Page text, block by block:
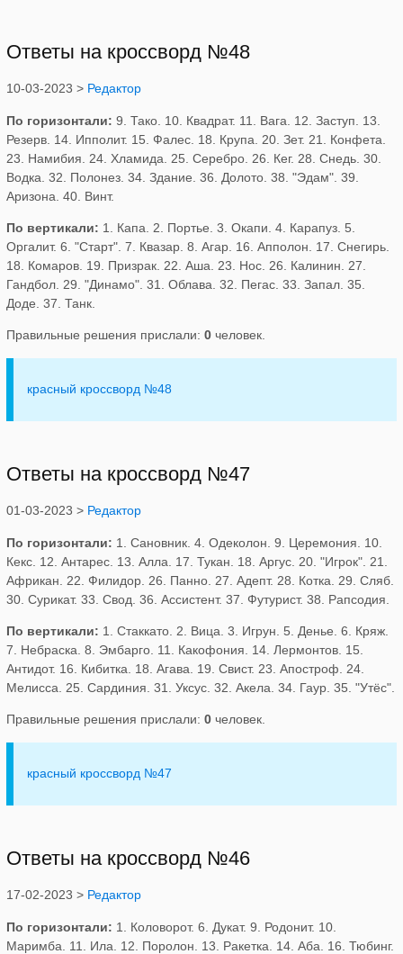
Ответы на кроссворд №48
10-03-2023 > Редактор
По горизонтали: 9. Тако. 10. Квадрат. 11. Вага. 12. Заступ. 13.
Резерв. 14. Ипполит. 15. Фалес. 18. Крупа. 20. Зет. 21. Конфета.
23. Намибия. 24. Хламида. 25. Серебро. 26. Кег. 28. Снедь. 30.
Водка. 32. Полонез. 34. Здание. 36. Долото. 38. "Эдам". 39.
Аризона. 40. Винт.
По вертикали: 1. Капа. 2. Портье. 3. Окапи. 4. Карапуз. 5.
Оргалит. 6. "Старт". 7. Квазар. 8. Агар. 16. Апполон. 17. Снегирь.
18. Комаров. 19. Призрак. 22. Аша. 23. Нос. 26. Калинин. 27.
Гандбол. 29. "Динамо". 31. Облава. 32. Пегас. 33. Запал. 35.
Доде. 37. Танк.
Правильные решения прислали:0 человек.
красный кроссворд №48
Ответы на кроссворд №47
01-03-2023 > Редактор
По горизонтали: 1. Сановник. 4. Одеколон. 9. Церемония. 10.
Кекс. 12. Антарес. 13. Алла. 17. Тукан. 18. Аргус. 20. "Игрок". 21.
Африкан. 22. Филидор. 26. Панно. 27. Адепт. 28. Котка. 29. Сляб.
30. Сурикат. 33. Свод. 36. Ассистент. 37. Футурист. 38. Рапсодия.
По вертикали: 1. Стаккато. 2. Вица. 3. Игрун. 5. Денье. 6. Кряж.
7. Небраска. 8. Эмбарго. 11. Какофония. 14. Лермонтов. 15.
Антидот. 16. Кибитка. 18. Агава. 19. Свист. 23. Апостроф. 24.
Мелисса. 25. Сардиния. 31. Уксус. 32. Акела. 34. Гаур. 35. "Утёс".
Правильные решения прислали:0 человек.
красный кроссворд №47
Ответы на кроссворд №46
17-02-2023 > Редактор
По горизонтали: 1. Коловорот. 6. Дукат. 9. Родонит. 10.
Маримба. 11. Ила. 12. Поролон. 13. Ракетка. 14. Аба. 16. Тюбинг.